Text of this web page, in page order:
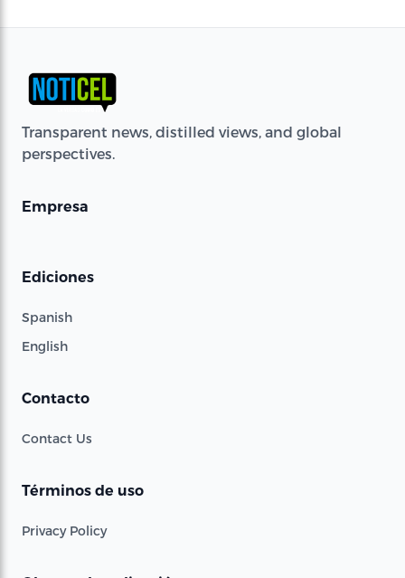
Transparent news, distilled views, and global
perspectives.
Empresa
Ediciones
Spanish
English
Contacto
Contact Us
Términos de uso
Privacy Policy